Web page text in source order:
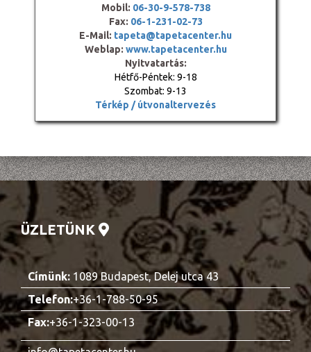
Mobil: 06-30-9-578-738
Fax: 06-1-231-02-73
E-Mail: tapeta@tapetacenter.hu
Weblap: www.tapetacenter.hu
Nyitvatartás:
Hétfő-Péntek: 9-18
Szombat: 9-13
Térkép / útvonaltervezés
ÜZLETÜNK
Címünk: 1089 Budapest, Delej utca 43
Telefon:+36-1-788-50-95
Fax:+36-1-323-00-13